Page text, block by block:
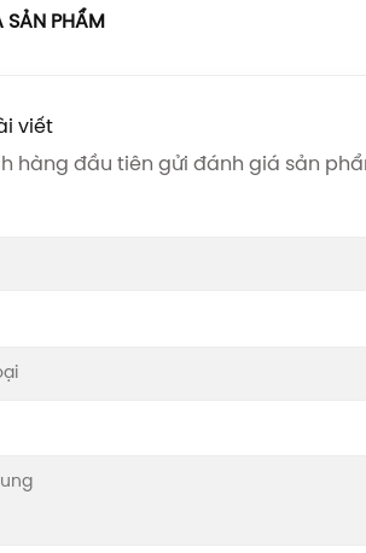
PHẨM
viết
hàng đầu tiên gửi đánh giá sản